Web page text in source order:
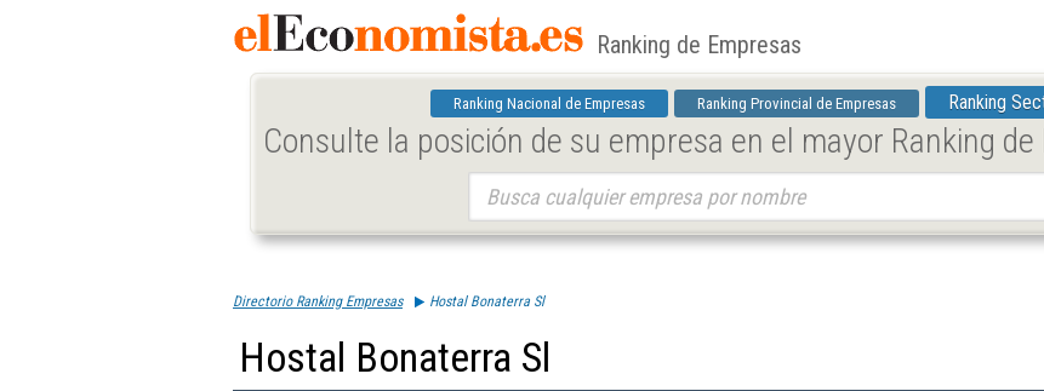
Ranking de Empresas
Ranking Nacional de Empresas Ranking Provincial de Empresas Ranking
Consulte la posición de su empresa en el mayor Ranking
Directorio Ranking Empresas Hostal Bonaterra Sl
Hostal Bonaterra Sl